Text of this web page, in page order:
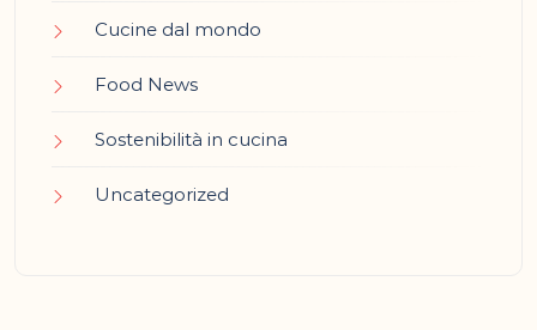
Cucine dal mondo
Food News
Sostenibilità in cucina
Uncategorized